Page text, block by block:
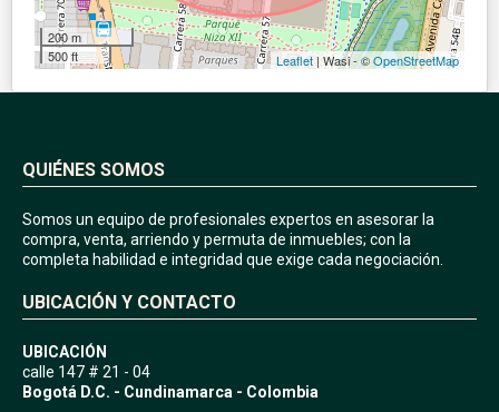
200 m
500 ft
Leaflet | Wasi - ©OpenStreetMap
QUIÉNES SOMOS
Somos un equipo de profesionales expertos en asesorar la
compra, venta, arriendo y permuta de inmuebles; con la
completa habilidad e integridad que exige cada negociación.
UBICACIÓN Y CONTACTO
UBICACIÓN
calle 147 # 21 - 04
Bogotá D.C. - Cundinamarca - Colombia